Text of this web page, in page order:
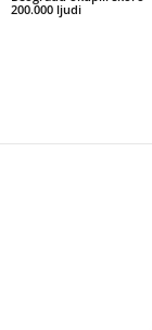
200.000 ljudi